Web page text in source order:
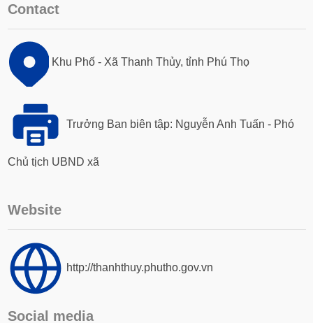
Contact
Khu Phố - Xã Thanh Thủy, tỉnh Phú Thọ
Trưởng Ban biên tập: Nguyễn Anh Tuấn - Phó
Chủ tịch UBND xã
Website
http://thanhthuy.phutho.gov.vn
Social media